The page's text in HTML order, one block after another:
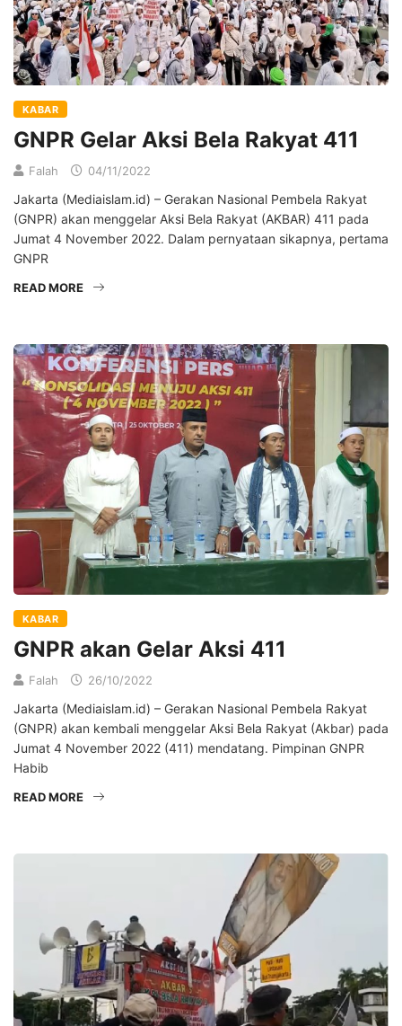
KABAR
GNPR Gelar Aksi Bela Rakyat 411
Falah 04/11/2022
Jakarta (Mediaislam.id) – Gerakan Nasional Pembela Rakyat
(GNPR) akan menggelar Aksi Bela Rakyat (AKBAR) 411 pada
Jumat 4 November 2022. Dalam pernyataan sikapnya, pertama
GNPR
READ MORE
KABAR
GNPR akan Gelar Aksi 411
Falah 26/10/2022
Jakarta (Mediaislam.id) – Gerakan Nasional Pembela Rakyat
(GNPR) akan kembali menggelar Aksi Bela Rakyat (Akbar) pada
Jumat 4 November 2022 (411) mendatang. Pimpinan GNPR
Habib
READ MORE